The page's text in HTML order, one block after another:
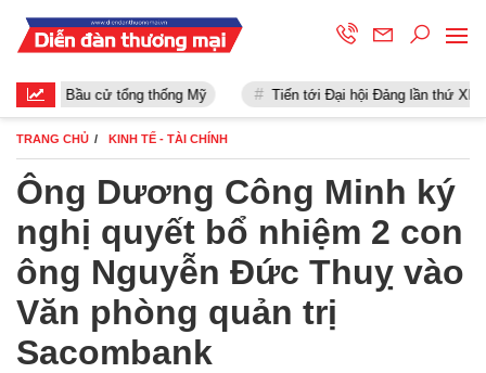
Bầu cử tổng thống Mỹ Tiến tới Đại hội Đảng lần thứ XIII
TRANG CHỦ KINH TẾ - TÀI CHÍNH
Ông Dương Công Minh ký
nghị quyết bổ nhiệm 2 con
ông Nguyễn Đức Thuỵ vào
Văn phòng quản trị
Sacombank